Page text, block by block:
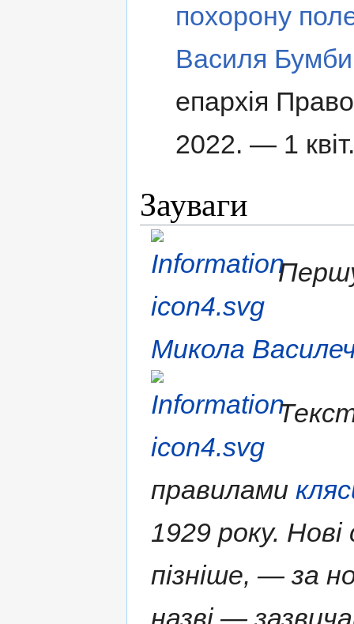
похорону
Василя Бумби
епархія
2022. — 1 квіт.
Зауваги
Першу
Микола
правилами
1929 року.
пізніше, — за
назві —